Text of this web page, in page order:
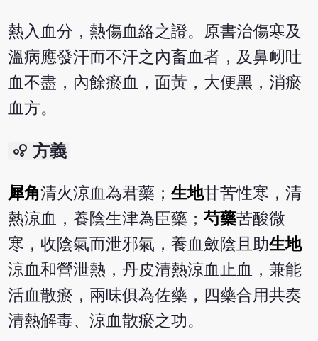
熱入血分，熱傷血絡之證。原書治傷寒及
溫病應發汗而不汗之內畜血者，及鼻衂吐
血不盡，內餘瘀血，面黃，大便黑，消瘀
血方。
bubble_chart 方義
犀角清火涼血為君藥；生地甘苦性寒，清
熱涼血，養陰生津為臣藥；芍藥苦酸微
寒，收陰氣而泄邪氣，養血斂陰且助生地
涼血和營泄熱，丹皮清熱涼血止血，兼能
活血散瘀，兩味俱為佐藥，四藥合用共奏
清熱解毒、涼血散瘀之功。